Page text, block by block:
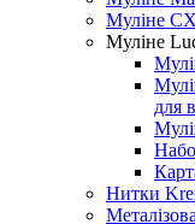
Муліне
Муліне
для
Нитки